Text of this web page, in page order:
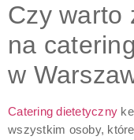
Czy warto
na
w
Catering dietetyczny
wszystkim osoby,